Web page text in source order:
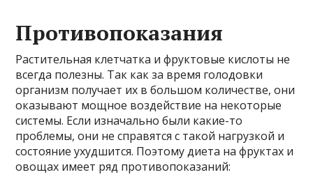
Противопоказания
Растительная клетчатка и фруктовые кислоты не
всегда полезны. Так как за время голодовки
организм получает их в большом количестве, они
оказывают мощное воздействие на некоторые
системы. Если изначально были какие-то
проблемы, они не справятся с такой нагрузкой и
состояние ухудшится. Поэтому диета на фруктах и
овощах имеет ряд противопоказаний: